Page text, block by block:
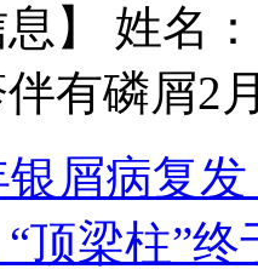
息】 姓名
有磷屑2
屑病复
顶梁柱”终